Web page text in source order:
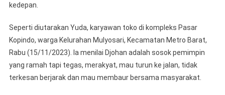
kedepan.
Seperti diutarakan Yuda, karyawan toko di kompleks Pasar
Kopindo, warga Kelurahan Mulyosari, Kecamatan Metro Barat,
Rabu (15/11/2023). Ia menilai Djohan adalah sosok pemimpin
yang ramah tapi tegas, merakyat, mau turun ke jalan, tidak
terkesan berjarak dan mau membaur bersama masyarakat.